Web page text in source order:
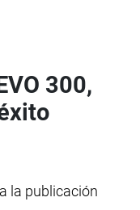
300,
la publicación